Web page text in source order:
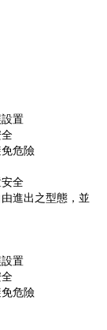
置
危險
全
進出之型態，並
置
危險